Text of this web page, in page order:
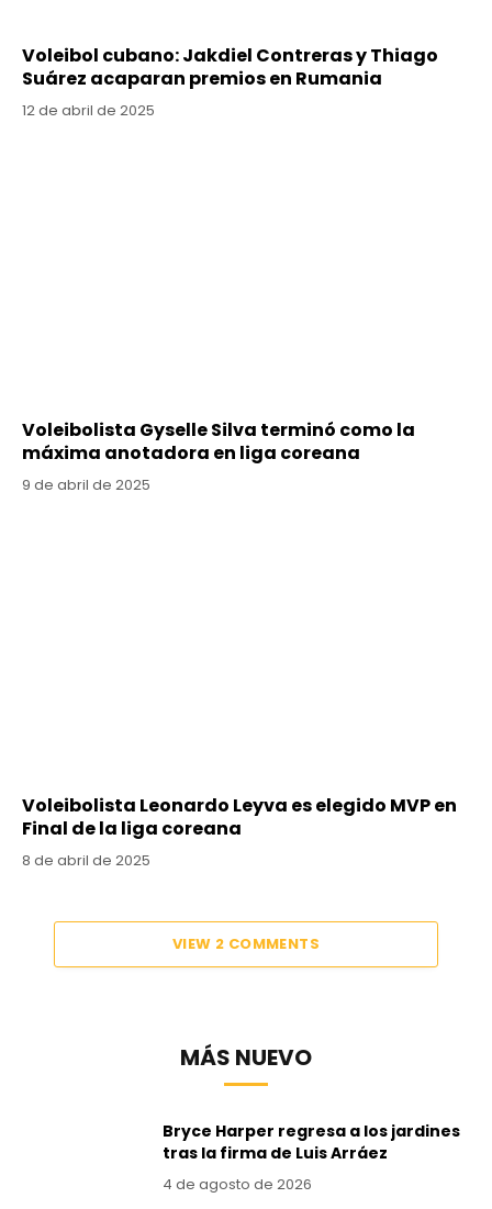
Voleibol cubano: Jakdiel Contreras y Thiago
Suárez acaparan premios en Rumania
12 de abril de 2025
Voleibolista Gyselle Silva terminó como la
máxima anotadora en liga coreana
9 de abril de 2025
Voleibolista Leonardo Leyva es elegido MVP en
Final de la liga coreana
8 de abril de 2025
VIEW 2 COMMENTS
MÁS NUEVO
Bryce Harper regresa a los jardines
tras la firma de Luis Arráez
4 de agosto de 2026